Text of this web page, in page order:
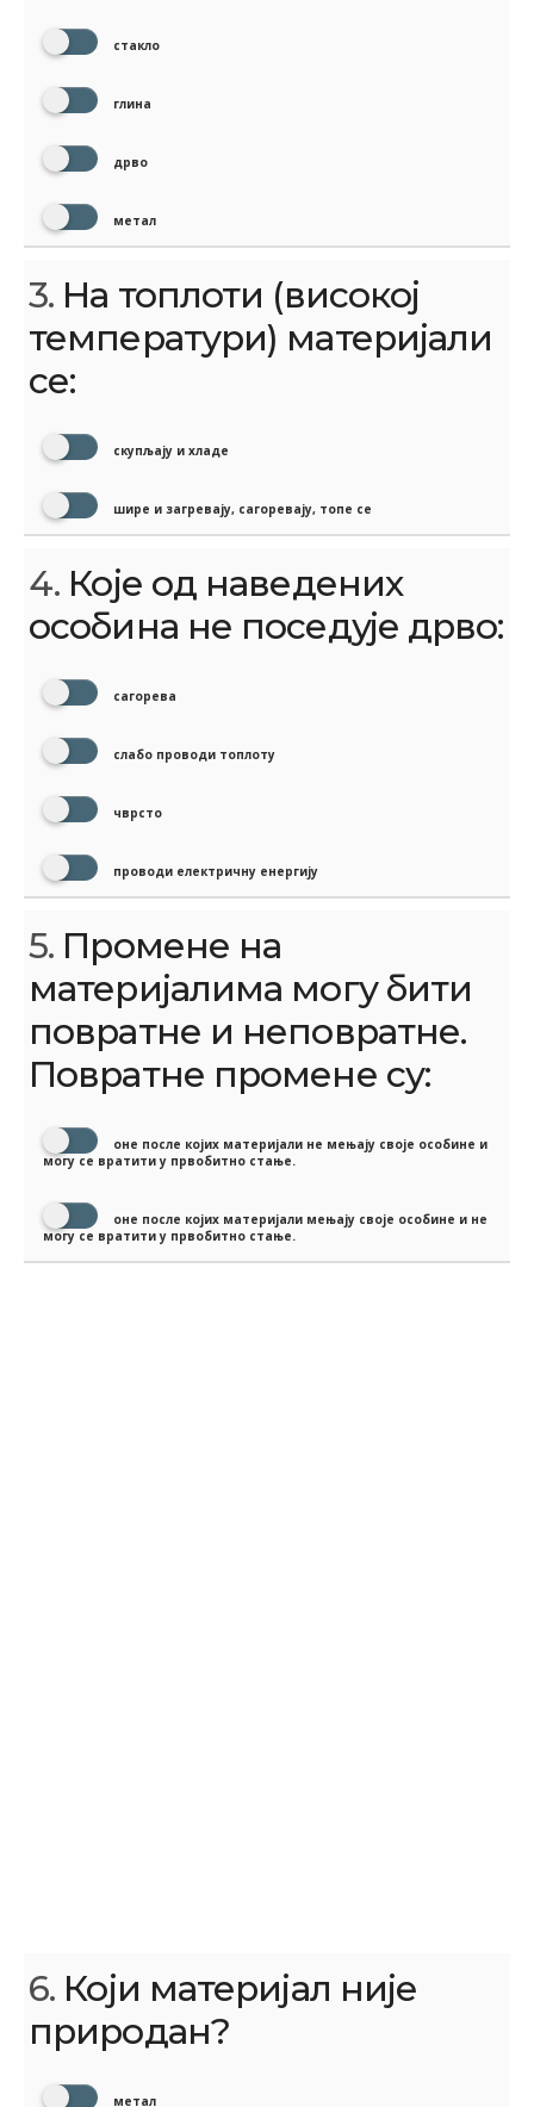
стакло
глина
дрво
метал
3. На топлоти (високој
температури) материјали
се:
скупљају и хладе
шире и загревају, сагоревају, топе се
4. Које од наведених
особина не поседује дрво:
сагорева
слабо проводи топлоту
чврсто
проводи електричну енергију
5. Промене на
материјалима могу бити
повратне и неповратне.
Повратне промене су:
оне после којих материјали не мењају своје особине и
могу се вратити у првобитно стање.
оне после којих материјали мењају своје особине и не
могу се вратити у првобитно стање.
6. Који материјал није
природан?
метал